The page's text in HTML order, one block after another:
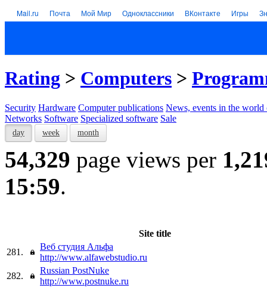
Mail.ru Почта Мой Мир Одноклассники ВКонтакте Игры
Rating > Computers >
Security Hardware Computer publications News, events in the world
Networks Software Specialized software Sale
day week month
54,329 page views per
15:59.
Site title
281.
Веб студия Альфа
http://www.alfawebstudio.ru
282.
Russian PostNuke
http://www.postnuke.ru